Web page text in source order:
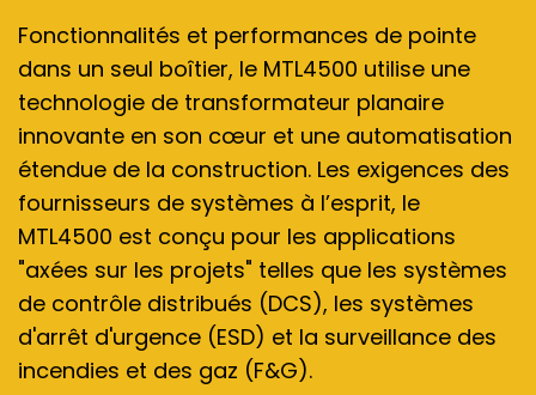
Fonctionnalités et performances de pointe
dans un seul boîtier, le MTL4500 utilise une
technologie de transformateur planaire
innovante en son cœur et une automatisation
étendue de la construction. Les exigences des
fournisseurs de systèmes à l’esprit, le
MTL4500 est conçu pour les applications
"axées sur les projets" telles que les systèmes
de contrôle distribués (DCS), les systèmes
d'arrêt d'urgence (ESD) et la surveillance des
incendies et des gaz (F&G).